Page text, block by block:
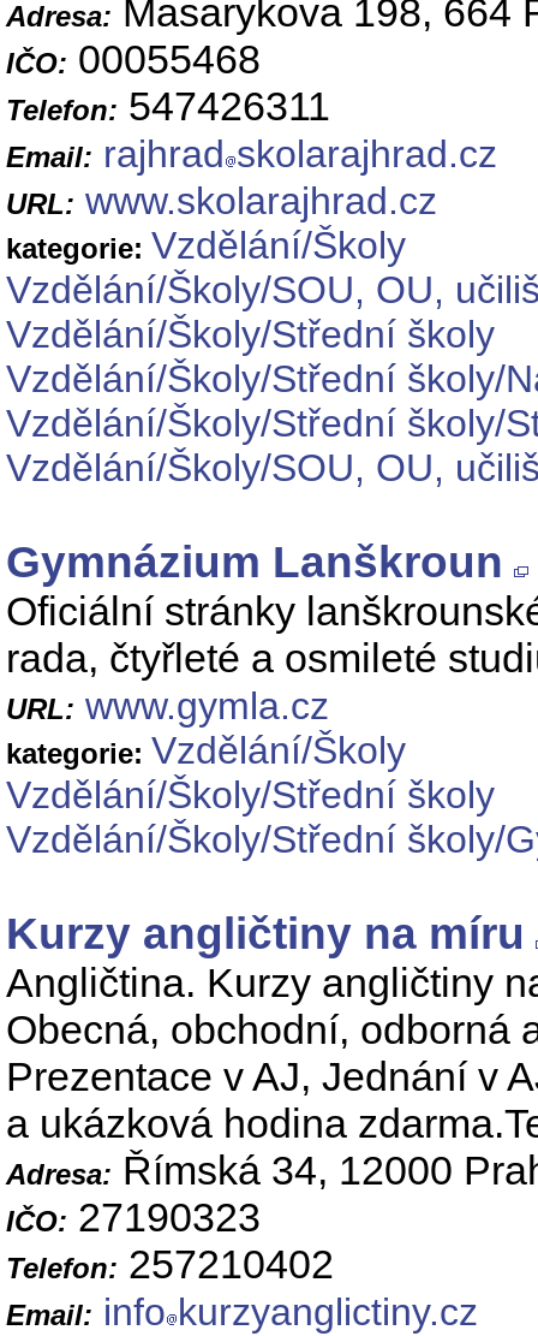
Adresa: Masarykova 198, 664
IČO: 00055468
Telefon: 547426311
Email: rajhrad skolarajhrad.cz
URL: www.skolarajhrad.cz
kategorie: Vzdělání/Školy
Vzdělání/Školy/SOU, OU,
Vzdělání/Školy/Střední školy
Vzdělání/Školy/Střední školy/
Vzdělání/Školy/Střední školy/
Vzdělání/Školy/SOU, OU,
Gymnázium Lanškroun
Oficiální stránky
rada, čtyřleté a osmileté
URL: www.gymla.cz
kategorie: Vzdělání/Školy
Vzdělání/Školy/Střední školy
Vzdělání/Školy/Střední školy/
Kurzy angličtiny na míru
Angličtina. Kurzy angličtiny
Obecná, obchodní, odborná
Prezentace v AJ, Jednání v
a ukázková hodina
Adresa: Římská 34, 12000
IČO: 27190323
Telefon: 257210402
Email: info kurzyanglictiny.cz